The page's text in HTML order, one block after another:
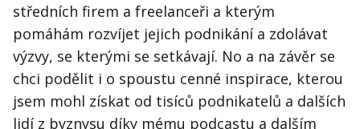
středních firem a freelanceři a kterým
pomáhám rozvíjet jejich podnikání a zdolávat
výzvy, se kterými se setkávají. No a na závěr se
chci podělit i o spoustu cenné inspirace, kterou
jsem mohl získat od tisíců podnikatelů a dalších
lidí z byznysu díky mému podcastu a dalším